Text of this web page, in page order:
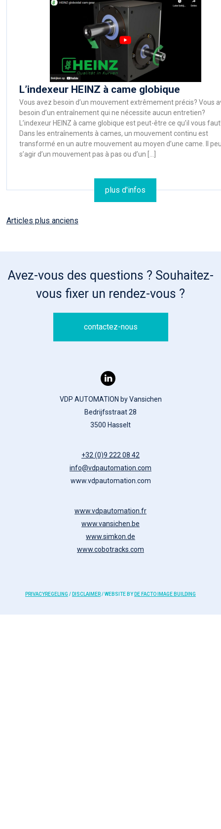
L’indexeur HEINZ à came globique
Vous avez besoin d’un mouvement extrêmement précis? Vous
besoin d’un entraînement qui ne nécessite aucun entretien?
L’indexeur HEINZ à came globique est peut-être ce qu’il vous
Dans les entraînements à cames, un mouvement continu est
transformé en un autre mouvement au moyen d’une came. Il
s’agir d’un mouvement pas à pas ou d’un […]
plus d'infos
Navigation
articles
Articles plus anciens
Avez-vous des questions ? Souhaitez-
vous fixer un rendez-vous ?
contactez-nous
VDP AUTOMATION by Vansichen
Bedrijfsstraat 28
3500 Hasselt
+32 (0)9 222 08 42
info@vdpautomation.com
www.vdpautomation.com
www.vdpautomation.fr
www.vansichen.be
www.simkon.de
www.cobotracks.com
PRIVACYREGELING / DISCLAIMER/ WEBSITE BY DE FACTO IMAGE BUILDING